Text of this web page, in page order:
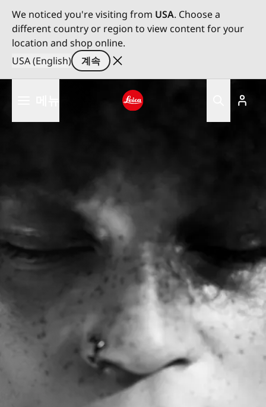
We noticed you're visiting from USA. Choose a
different country or region to view content for your
location and shop online.
USA (English)
계속
뛰